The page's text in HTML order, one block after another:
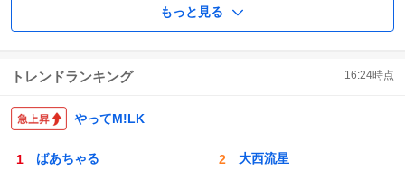
もっと見る
トレンドランキング 16:24時点
やってM!LK
ばあちゃる 大西流星